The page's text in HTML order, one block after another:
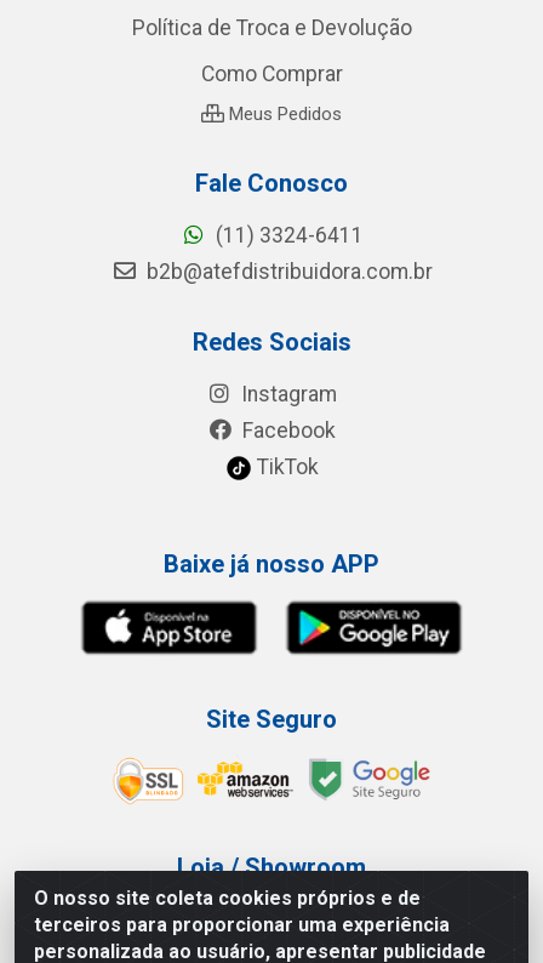
O nosso site coleta cookies próprios e de
terceiros para proporcionar uma experiência
personalizada ao usuário, apresentar publicidade
Política de Troca e Devolução
Como Comprar
Meus Pedidos
Fale Conosco
(11) 3324-6411
b2b@atefdistribuidora.com.br
Redes Sociais
Instagram
Facebook
TikTok
Baixe já nosso APP
Site Seguro
Loja / Showroom
Tel.: (11) 3227-0546
Av Vautier, 587/597 - Pari - São Paulo/SP